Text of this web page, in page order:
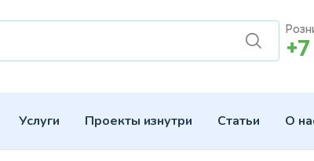
Услуги Проекты изнутри Статьи О